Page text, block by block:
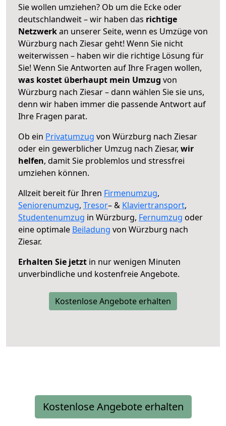
Sie wollen umziehen? Ob um die Ecke oder
deutschlandweit – wir haben das richtige
Netzwerkan unserer Seite, wenn es Umzüge von
Würzburg nach Ziesar geht! Wenn Sie nicht
weiterwissen – haben wir die richtige Lösung für
Sie! Wenn Sie Antworten auf Ihre Fragen wollen,
was kostet überhaupt mein Umzug von
Würzburg nach Ziesar – dann wählen Sie sie uns,
denn wir haben immer die passende Antwort auf
Ihre Fragen parat.
Ob ein Privatumzug von Würzburg nach Ziesar
oder ein gewerblicher Umzug nach Ziesar, wir
helfen, damit Sie problemlos und stressfrei
umziehen können.
Allzeit bereit für Ihren Firmenumzug,
Seniorenumzug, Tresor– & Klaviertransport,
Studentenumzug in Würzburg, Fernumzug oder
eine optimale Beiladung von Würzburg nach
Ziesar.
Erhalten Sie jetzt in nur wenigen Minuten
unverbindliche und kostenfreie Angebote.
Kostenlose Angebote erhalten
Kostenlose Angebote erhalten